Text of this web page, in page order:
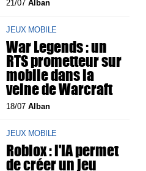
21/07Alban
JEUX MOBILE
War Legends : un
RTS prometteur sur
mobile dans la
veine de Warcraft
18/07Alban
JEUX MOBILE
Roblox : l'IA permet
de créer un jeu